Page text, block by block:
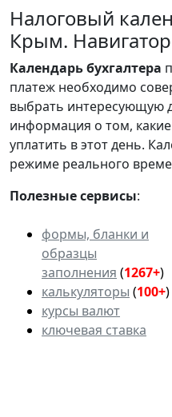
Налоговый
Крым.
Календарьбухгалтера
платеж необходимо
выбрать интересующую
информация о том,
уплатить в этот день.
режиме реального
Полезные сервисы:
формы, бланки и
образцы
заполнения (1267+)
калькуляторы (100+)
курсы валют
ключевая ставка